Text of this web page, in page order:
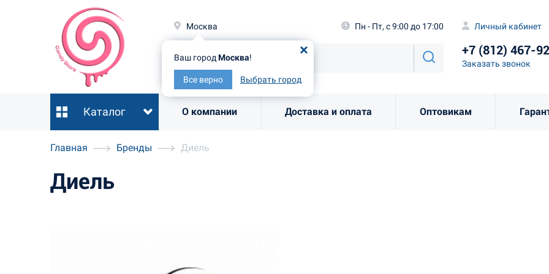
Москва
Ваш город Москва!
Все верно Выбрать город
Пн - Пт, с 9:00 до 17:00 Личный кабинет
+7 (812) 467-
Заказать звонок
Каталог О компании Доставка и оплата Оптовикам
Ваш городМосква
Все верно
Заказать
Главная Бренды Диель
Диель